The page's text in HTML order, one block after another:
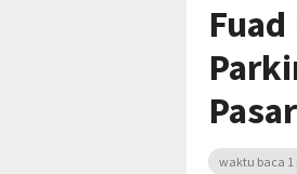
waktu baca